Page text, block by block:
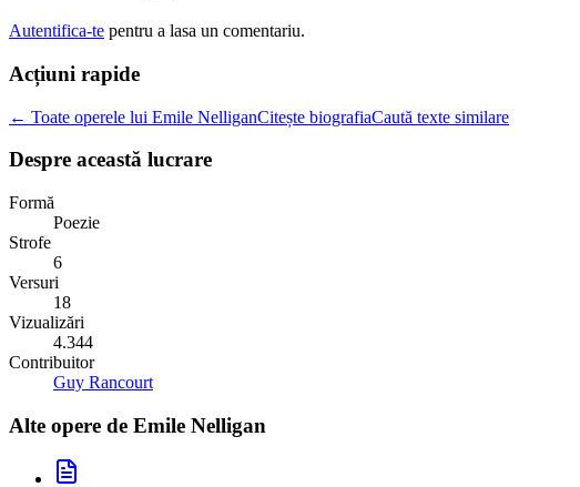
Autentifica-te pentru a lasa un comentariu.
Acțiuni rapide
← Toate operele lui Emile NelliganCitește biografiaCaută texte similare
Despre această lucrare
Formă
Poezie
Strofe
6
Versuri
18
Vizualizări
4.344
Contribuitor
Guy Rancourt
Alte opere de Emile Nelligan